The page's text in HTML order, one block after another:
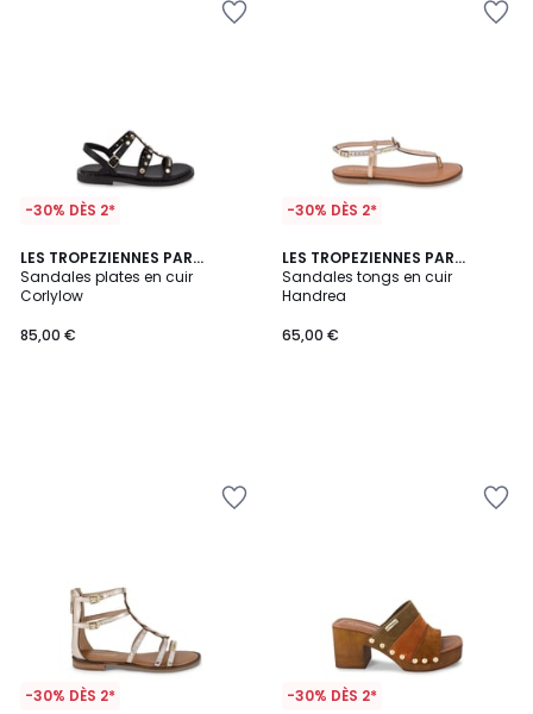
-30% DÈS 2*
LES TROPEZIENNES PAR
M.BELARBI
Sandales plates en cuir
Corlylow
85,00 €
-30% DÈS 2*
LES TROPEZIENNES PAR
M.BELARBI
Sandales tongs en cuir
Handrea
65,00 €
-30% DÈS 2* -30% DÈS 2*